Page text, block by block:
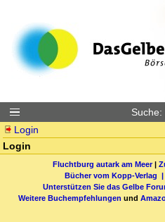
Suche:
Login
Login
Fluchtburg autark am Meer|
Bücher vom Kopp-Verlag |
Unterstützen Sie das Gelbe
Weitere Buchempfehlungen und